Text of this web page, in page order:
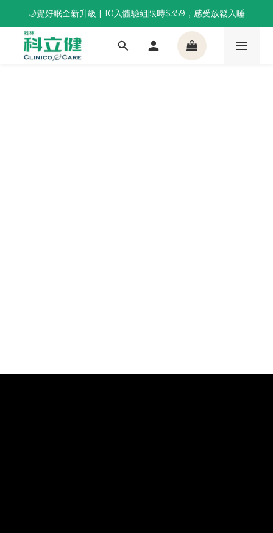
董事長推薦保養組合｜體驗價 $1,800 起，最高享 6 折
🌙覺好眠全新升級 | 10入體驗組限時$359，感受放鬆入睡
董事長推薦保養組合｜體驗價 $1,800 起，最高享 6 折